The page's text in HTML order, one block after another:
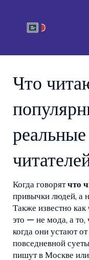
Что
Когда говорят что
привычки людей, а
Также известно как
это — не мода, а то,
когда они устают
повседневной
пишут в Москве или